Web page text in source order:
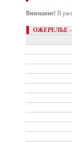
Внимание! В
ОЖЕРЕЛЬЕ